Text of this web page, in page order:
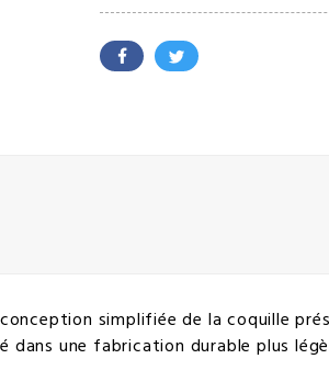
conception simplifiée de la coquille
une fabrication durable plus